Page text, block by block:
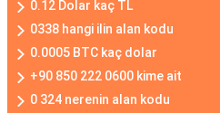
0.12 Dolar kaç TL
0338 hangi ilin alan kodu
0.0005 BTC kaç dolar
+90 850 222 0600 kime ait
0 324 nerenin alan kodu